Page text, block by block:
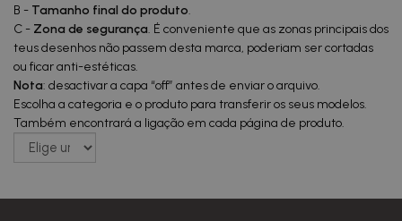
B - Tamanho final do produto.
C - Zona de segurança. É conveniente que as zonas principais dos
teus desenhos não passem desta marca, poderiam ser cortadas
ou ficar anti-estéticas.
Nota: desactivar a capa “off” antes de enviar o arquivo.
Escolha a categoria e o produto para transferir os seus modelos.
Também encontrará a ligação em cada página de produto.